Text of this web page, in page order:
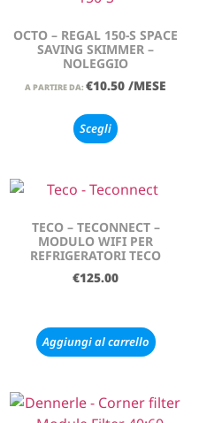
OCTO – REGAL 150-S SPACE
SAVING SKIMMER –
NOLEGGIO
A PARTIRE DA: €10.50 /MESE
Scegli
TECO – TECONNECT –
MODULO WIFI PER
REFRIGERATORI TECO
€125.00
Aggiungi al carrello